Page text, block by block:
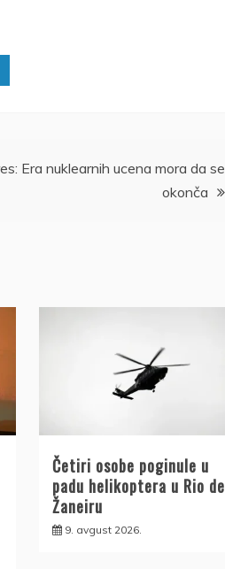
Era nuklearnih ucena mora da se
okonča
Četiri osobe poginule u
padu helikoptera u Rio de
Žaneiru
9. avgust 2026.